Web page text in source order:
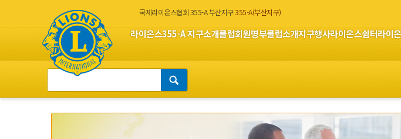
국제라이온스협회 355-A 부산지구355-A(부산지구)
라이온스355-A 지구소개클럽회원명부클럽소개지구행사라이온스쉼터라이